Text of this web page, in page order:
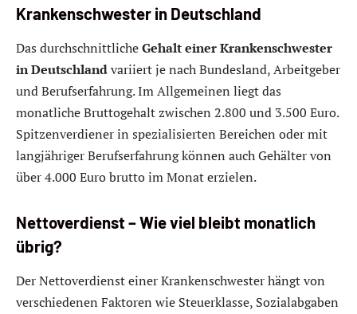
Krankenschwester in Deutschland
Das durchschnittlicheGehalt einer Krankenschwester
in Deutschlandvariiert je nach Bundesland, Arbeitgeber
und Berufserfahrung. Im Allgemeinen liegt das
monatliche Bruttogehalt zwischen 2.800 und 3.500 Euro.
Spitzenverdiener in spezialisierten Bereichen oder mit
langjähriger Berufserfahrung können auch Gehälter von
über 4.000 Euro brutto im Monat erzielen.
Nettoverdienst – Wie viel bleibt monatlich
übrig?
Der Nettoverdienst einer Krankenschwester hängt von
verschiedenen Faktoren wie Steuerklasse, Sozialabgaben